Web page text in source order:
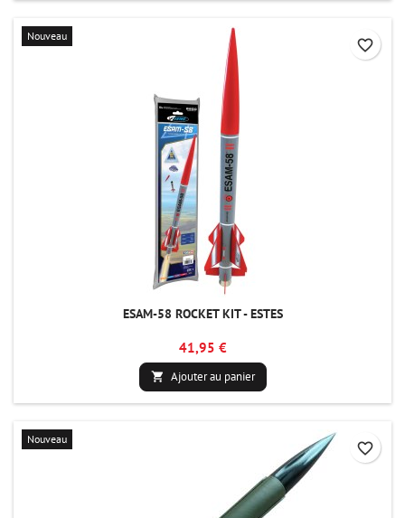
Nouveau
ESAM-58 ROCKET KIT - ESTES
41,95 €
 Ajouter au panier
favorite_border
Nouveau
favorite_border